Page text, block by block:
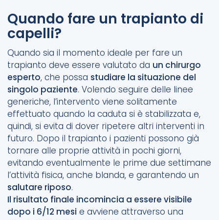
Quando fare un trapianto di
capelli?
Quando sia il momento ideale per fare un
trapianto deve essere valutato da un chirurgo
esperto, che possa studiare la situazione del
singolo paziente. Volendo seguire delle linee
generiche, l’intervento viene solitamente
effettuato quando la caduta si è stabilizzata e,
quindi, si evita di dover ripetere altri interventi in
futuro. Dopo il trapianto i pazienti possono già
tornare alle proprie attività in pochi giorni,
evitando eventualmente le prime due settimane
l’attività fisica, anche blanda, e garantendo un
salutare riposo.
Il risultato finale incomincia a essere visibile
dopo i 6/12 mesi e avviene attraverso una